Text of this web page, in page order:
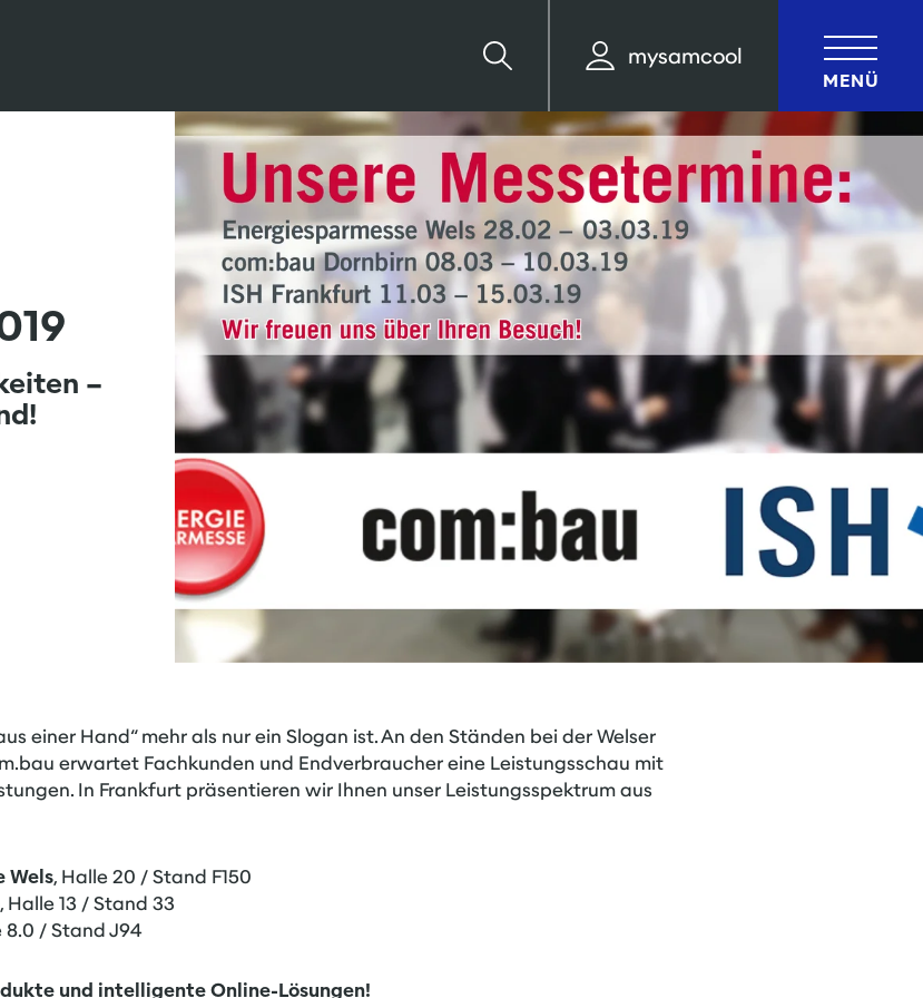
Suche
mysamcool
MENÜ
–
einer Hand“ mehr als nur ein Slogan ist. An den Ständen bei der Welser
erwartet Fachkunden und Endverbraucher eine Leistungsschau mit
In Frankfurt präsentieren wir Ihnen unser Leistungsspektrum aus
Wels, Halle 20 / Stand F150
, Halle 13 / Stand 33
8.0 / Stand J94
und intelligente Online-Lösungen!